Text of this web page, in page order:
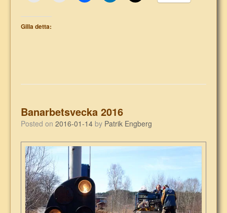
Gilla detta:
Banarbetsvecka 2016
Posted on 2016-01-14 by Patrik Engberg